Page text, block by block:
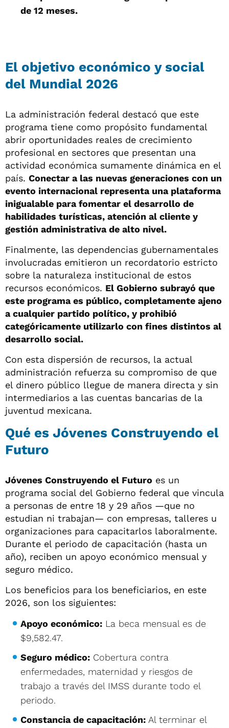
de 12 meses.
El objetivo económico y social
del Mundial 2026
La administración federal destacó que este
programa tiene como propósito fundamental
abrir oportunidades reales de crecimiento
profesional en sectores que presentan una
actividad económica sumamente dinámica en el
país. Conectar a las nuevas generaciones con un
evento internacional representa una plataforma
inigualable para fomentar el desarrollo de
habilidades turísticas, atención al cliente y
gestión administrativa de alto nivel.
Finalmente, las dependencias gubernamentales
involucradas emitieron un recordatorio estricto
sobre la naturaleza institucional de estos
recursos económicos. El Gobierno subrayó que
este programa es público, completamente ajeno
a cualquier partido político, y prohibió
categóricamente utilizarlo con fines distintos al
desarrollo social.
Con esta dispersión de recursos, la actual
administración refuerza su compromiso de que
el dinero público llegue de manera directa y sin
intermediarios a las cuentas bancarias de la
juventud mexicana.
Qué es Jóvenes Construyendo el
Futuro
Jóvenes Construyendo el Futuro es un
programa social del Gobierno federal que vincula
a personas de entre 18 y 29 años —que no
estudian ni trabajan— con empresas, talleres u
organizaciones para capacitarlos laboralmente.
Durante el periodo de capacitación (hasta un
año), reciben un apoyo económico mensual y
seguro médico.
Los beneficios para los beneficiarios, en este
2026, son los siguientes:
Apoyo económico: La beca mensual es de
$9,582.47.
Seguro médico: Cobertura contra
enfermedades, maternidad y riesgos de
trabajo a través del IMSS durante todo el
periodo.
Constancia de capacitación: Al terminar el